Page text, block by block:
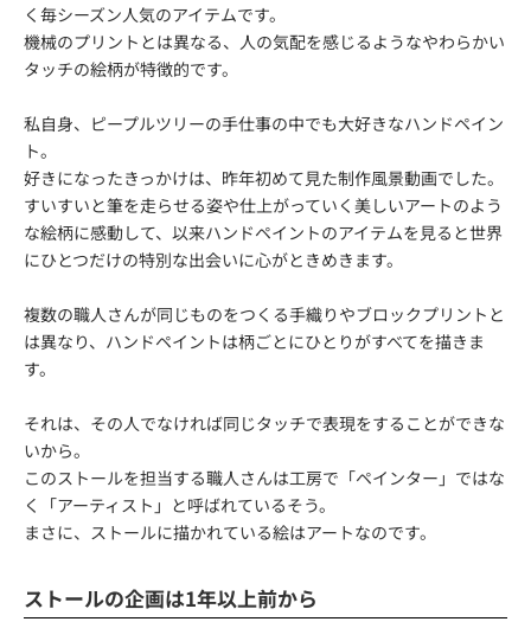
く毎シーズン人気のアイテムです。
機械のプリントとは異なる、人の気配を感じるようなやわらかい
タッチの絵柄が特徴的です。
私自身、ピープルツリーの手仕事の中でも大好きなハンドペイン
ト。
好きになったきっかけは、昨年初めて見た制作風景動画でした。
すいすいと筆を走らせる姿や仕上がっていく美しいアートのよう
な絵柄に感動して、以来ハンドペイントのアイテムを見ると世界
にひとつだけの特別な出会いに心がときめきます。
複数の職人さんが同じものをつくる手織りやブロックプリントと
は異なり、ハンドペイントは柄ごとにひとりがすべてを描きま
す。
それは、その人でなければ同じタッチで表現をすることができな
いから。
このストールを担当する職人さんは工房で「ペインター」ではな
く「アーティスト」と呼ばれているそう。
まさに、ストールに描かれている絵はアートなのです。
ストールの企画は1年以上前から